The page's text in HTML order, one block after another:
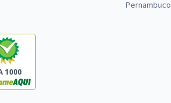
Pernambuco
1000